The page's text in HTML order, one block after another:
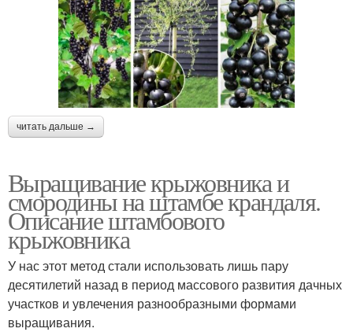
читать дальше →
Выращивание крыжовника и
смородины на штамбе крандаля.
Описание штамбового
крыжовника
У нас этот метод стали использовать лишь пару
десятилетий назад в период массового развития дачных
участков и увлечения разнообразными формами
выращивания.